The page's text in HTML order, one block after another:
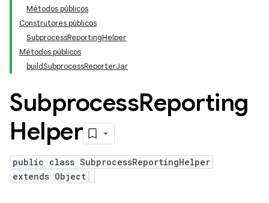
Métodos públicos
Construtores públicos
SubprocessReportingHelper
Métodos públicos
buildSubprocessReporterJar
SubprocessReporting
Helper
public class SubprocessReportingHelper
extends Object